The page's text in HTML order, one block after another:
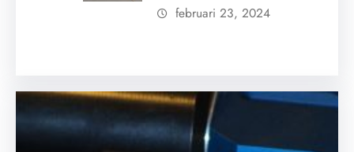
februari 23, 2024